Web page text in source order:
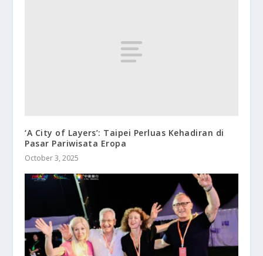
‘A City of Layers’: Taipei Perluas Kehadiran di
Pasar Pariwisata Eropa
October 3, 2025